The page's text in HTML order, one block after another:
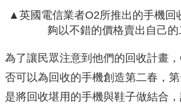
▲英國電信業者O2所推出的手機回
夠以不錯的價格賣出自己的
為了讓民眾注意到他們的回收計畫
否可以為回收的手機創造第二春，
是將回收堪用的手機與鞋子做結合